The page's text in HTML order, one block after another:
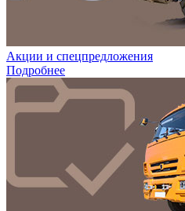
Акции и спецпредложения
Подробнее